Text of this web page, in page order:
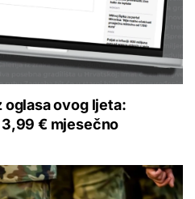
ovog ljeta:
€ mjesečno